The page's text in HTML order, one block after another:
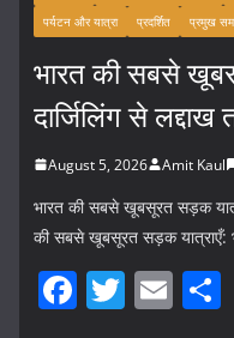
पर्यटन और यात्रा
प्रदर्शित प्रमुख
भारत की सबसे
दार्जिलिंग से
August 5, 2026 Amit Kaul
भारत की सबसे खूबसूरत सड़क
की सबसे खूबसूरत सड़क यात्राएँ:
F T E